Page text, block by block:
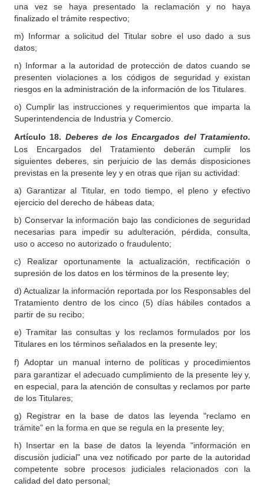
una vez se haya presentado la reclamación y no haya
finalizado el trámite respectivo;
m) Informar a solicitud del Titular sobre el uso dado a sus
datos;
n) Informar a la autoridad de protección de datos cuando se
presenten violaciones a los códigos de seguridad y existan
riesgos en la administración de la información de los Titulares.
o) Cumplir las instrucciones y requerimientos que imparta la
Superintendencia de Industria y Comercio.
Artículo 18. Deberes de los Encargados del Tratamiento.
Los Encargados del Tratamiento deberán cumplir los
siguientes deberes, sin perjuicio de las demás disposiciones
previstas en la presente ley y en otras que rijan su actividad:
a) Garantizar al Titular, en todo tiempo, el pleno y efectivo
ejercicio del derecho de hábeas data;
b) Conservar la información bajo las condiciones de seguridad
necesarias para impedir su adulteración, pérdida, consulta,
uso o acceso no autorizado o fraudulento;
c) Realizar oportunamente la actualización, rectificación o
supresión de los datos en los términos de la presente ley;
d) Actualizar la información reportada por los Responsables del
Tratamiento dentro de los cinco (5) días hábiles contados a
partir de su recibo;
e) Tramitar las consultas y los reclamos formulados por los
Titulares en los términos señalados en la presente ley;
f) Adoptar un manual interno de políticas y procedimientos
para garantizar el adecuado cumplimiento de la presente ley y,
en especial, para la atención de consultas y reclamos por parte
de los Titulares;
g) Registrar en la base de datos las leyenda "reclamo en
trámite" en la forma en que se regula en la presente ley;
h) Insertar en la base de datos la leyenda "información en
discusión judicial" una vez notificado por parte de la autoridad
competente sobre procesos judiciales relacionados con la
calidad del dato personal;